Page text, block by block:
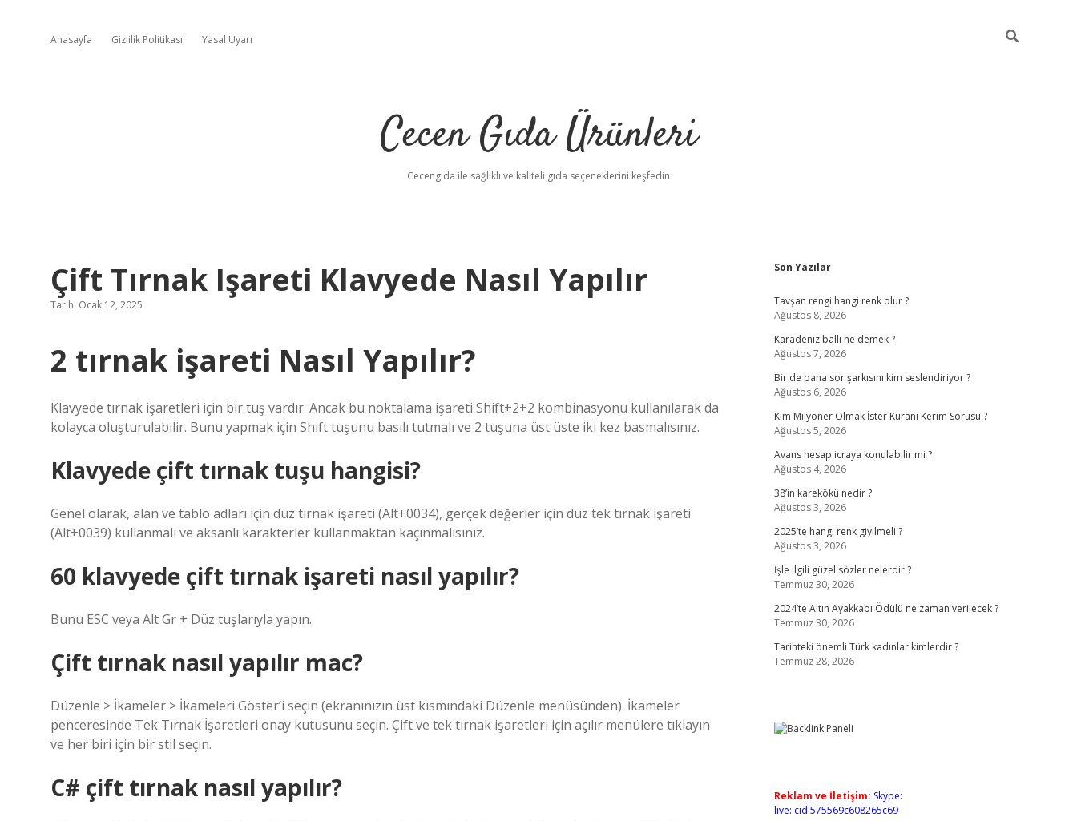
Anasayfa Gizlilik Politikası Yasal Uyarı
Cecen Gıda Ürünleri
Cecengida ile sağlıklı ve kaliteli gıda seçeneklerini keşfedin
Çift Tırnak Işareti Klavyede Nasıl Yapılır
Tarih: Ocak 12, 2025
2 tırnak işareti Nasıl Yapılır?
Klavyede tırnak işaretleri için bir tuş vardır. Ancak bu noktalama işareti Shift+2+2 kombinasyonu kullanılarak da
kolayca oluşturulabilir. Bunu yapmak için Shift tuşunu basılı tutmalı ve 2 tuşuna üst üste iki kez basmalısınız.
Klavyede çift tırnak tuşu hangisi?
Genel olarak, alan ve tablo adları için düz tırnak işareti (Alt+0034), gerçek değerler için düz tek tırnak işareti
(Alt+0039) kullanmalı ve aksanlı karakterler kullanmaktan kaçınmalısınız.
60 klavyede çift tırnak işareti nasıl yapılır?
Bunu ESC veya Alt Gr + Düz tuşlarıyla yapın.
Çift tırnak nasıl yapılır mac?
Düzenle > İkameler > İkameleri Göster’i seçin (ekranınızın üst kısmındaki Düzenle menüsünden). İkameler
penceresinde Tek Tırnak İşaretleri onay kutusunu seçin. Çift ve tek tırnak işaretleri için açılır menülere tıklayın
ve her biri için bir stil seçin.
C# çift tırnak nasıl yapılır?
Sidebar
Son Yazılar
Tavşan rengi hangi renk olur ?
Ağustos 8, 2026
Karadeniz balli ne demek ?
Ağustos 7, 2026
Bir de bana sor şarkısını kim seslendiriyor ?
Ağustos 6, 2026
Kim Milyoner Olmak İster Kuranı Kerim Sorusu ?
Ağustos 5, 2026
Avans hesap icraya konulabilir mi ?
Ağustos 4, 2026
38’in karekökü nedir ?
Ağustos 3, 2026
2025’te hangi renk giyilmeli ?
Ağustos 3, 2026
İşle ilgili güzel sözler nelerdir ?
Temmuz 30, 2026
2024’te Altın Ayakkabı Ödülü ne zaman verilecek ?
Temmuz 30, 2026
Tarihteki önemli Türk kadınlar kimlerdir ?
Temmuz 28, 2026
Reklam ve İletişim: Skype:
live:.cid.575569c608265c69
https://hiltonbet-giris.com/